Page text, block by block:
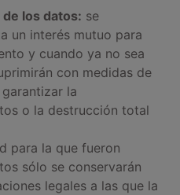
los datos: se
un interés mutuo para
y cuando ya no sea
con medidas de
la
o la destrucción total
para la que fueron
sólo se conservarán
legales a las que la